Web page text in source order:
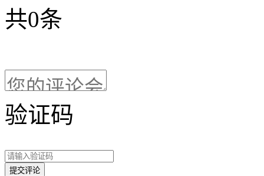
共0条
验证码